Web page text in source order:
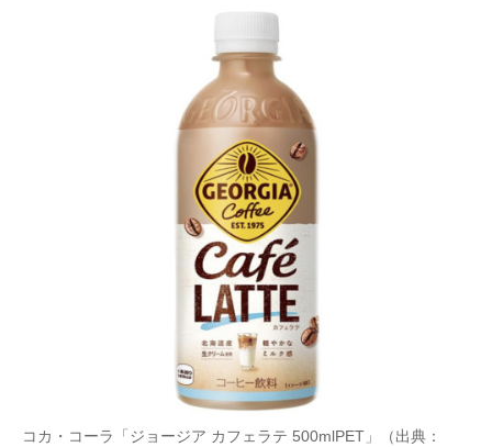
コカ・コーラ「ジョージア カフェラテ 500mlPET」（出典：